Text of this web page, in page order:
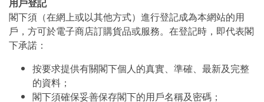
用戶登記
閣下須（在網上或以其他方式）進行登記成為本網站的用
戶，方可於電子商店訂購貨品或服務。在登記時，即代表閣
下承諾：
按要求提供有關閣下個人的真實、準確、最新及完整
的資料；
閣下須確保妥善保存閣下的用戶名稱及密碼；